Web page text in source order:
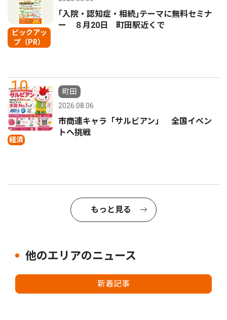
ピックアッ
プ（PR）
｢入院・認知症・相続｣テーマに無料セミナ
ー ８月20日 町田駅近くで
10
経済
町田
2026.08.06
市商連キャラ「サルビアン」 全国イベン
トへ挑戦
もっと見る
他のエリアのニュース
新着記事